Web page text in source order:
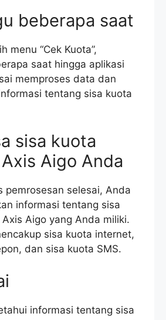
beberapa saat
menu “Cek Kuota”,
saat hingga aplikasi
memproses data dan
tentang sisa kuota
sisa kuota
Aigo Anda
pemrosesan selesai, Anda
informasi tentang sisa
Aigo yang Anda miliki.
sisa kuota internet,
dan sisa kuota SMS.
informasi tentang sisa